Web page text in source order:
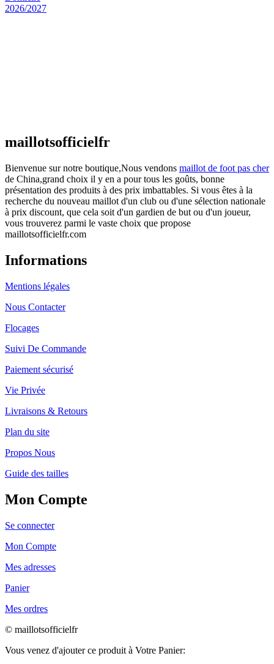
maillotsofficielfr
Bienvenue sur notre boutique,Nous vendons maillot de foot pas cher
de China,grand choix il y en a pour tous les goûts, bonne
présentation des produits à des prix imbattables. Si vous êtes à la
recherche du nouveau maillot d'un club ou d'une sélection nationale
à prix discount, que cela soit d'un gardien de but ou d'un joueur,
vous trouverez parmi le vaste choix que propose
maillotsofficielfr.com
Informations
Mentions légales
Nous Contacter
Flocages
Suivi De Commande
Paiement sécurisé
Vie Privée
Livraisons & Retours
Plan du site
Propos Nous
Guide des tailles
Mon Compte
Se connecter
Mon Compte
Mes adresses
Panier
Mes ordres
© maillotsofficielfr
Vous venez d'ajouter ce produit à Votre Panier: